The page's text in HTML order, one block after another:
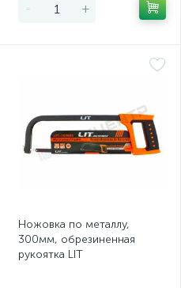
- +
Ножовка по металлу,
300мм, обрезиненная
рукоятка LIT